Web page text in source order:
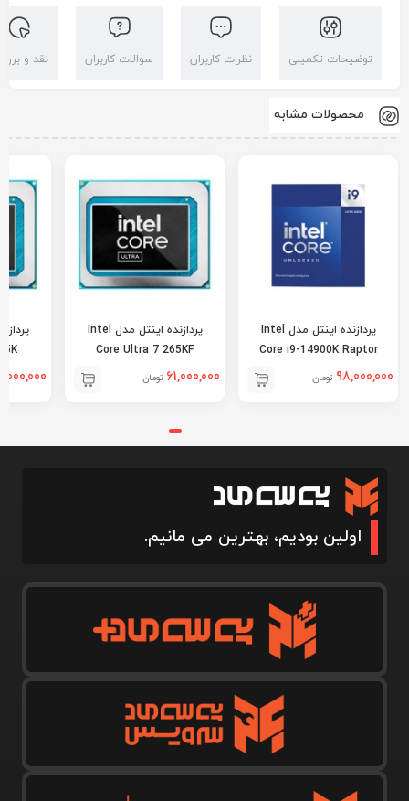
توضیحات تکمیلی نظرات کاربران سوالات کاربران نقد و
محصولات مشابه
پردازنده اینتل مدل Intel
Core i9-14900K Raptor
Lake Refresh98,000,000 تومان
پردازنده اینتل مدل Intel
Core Ultra 7 265KF
61,000,000 تومان
اولین بودیم، بهترین می مانیم.